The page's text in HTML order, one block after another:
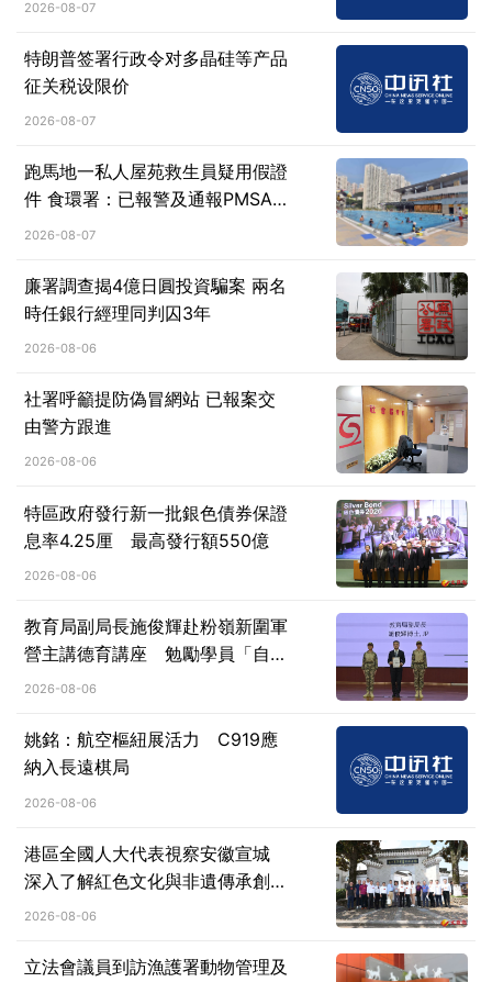
2026-08-07
特朗普签署行政令对多晶硅等产品
征关税设限价
2026-08-07
跑馬地一私人屋苑救生員疑用假證
件 食環署：已報警及通報PMSA跟
進
2026-08-07
廉署調查揭4億日圓投資騙案 兩名
時任銀行經理同判囚3年
2026-08-06
社署呼籲提防偽冒網站 已報案交
由警方跟進
2026-08-06
特區政府發行新一批銀色債券保證
息率4.25厘 最高發行額550億
2026-08-06
教育局副局長施俊輝赴粉嶺新圍軍
營主講德育講座 勉勵學員「自律
前行、砥礪堅韌、心繫家國」
2026-08-06
姚銘：航空樞紐展活力 C919應
納入長遠棋局
2026-08-06
港區全國人大代表視察安徽宣城
深入了解紅色文化與非遺傳承創新
成果
2026-08-06
立法會議員到訪漁護署動物管理及